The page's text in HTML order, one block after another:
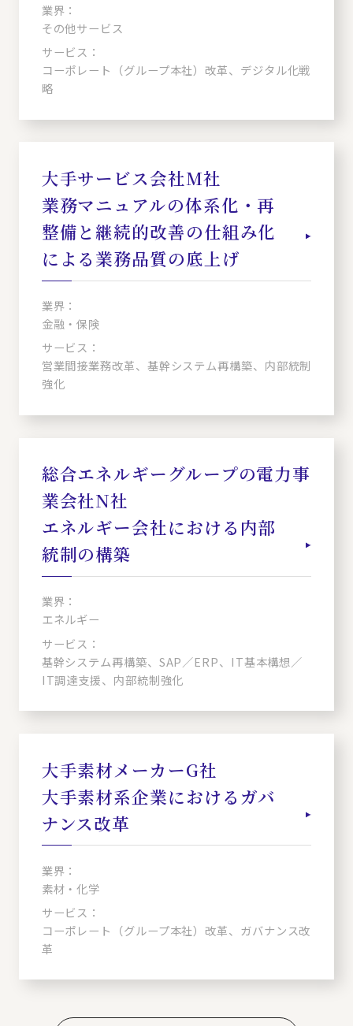
業界：
その他サービス
サービス：
コーポレート（グループ本社）改革、デジタル化戦
略
大手サービス会社M社
業務マニュアルの体系化・再
整備と継続的改善の仕組み化
による業務品質の底上げ
業界：
金融・保険
サービス：
営業間接業務改革、基幹システム再構築、内部統制
強化
総合エネルギーグループの電力事
業会社N社
エネルギー会社における内部
統制の構築
業界：
エネルギー
サービス：
基幹システム再構築、SAP／ERP、IT基本構想／
IT調達支援、内部統制強化
大手素材メーカーG社
大手素材系企業におけるガバ
ナンス改革
業界：
素材・化学
サービス：
コーポレート（グループ本社）改革、ガバナンス改
革